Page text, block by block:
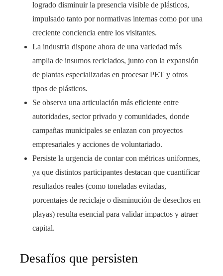
logrado disminuir la presencia visible de plásticos,
impulsado tanto por normativas internas como por una
creciente conciencia entre los visitantes.
La industria dispone ahora de una variedad más
amplia de insumos reciclados, junto con la expansión
de plantas especializadas en procesar PET y otros
tipos de plásticos.
Se observa una articulación más eficiente entre
autoridades, sector privado y comunidades, donde
campañas municipales se enlazan con proyectos
empresariales y acciones de voluntariado.
Persiste la urgencia de contar con métricas uniformes,
ya que distintos participantes destacan que cuantificar
resultados reales (como toneladas evitadas,
porcentajes de reciclaje o disminución de desechos en
playas) resulta esencial para validar impactos y atraer
capital.
Desafíos que persisten